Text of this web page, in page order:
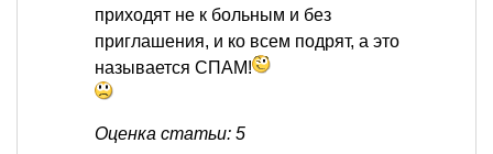
приходят не к больным и без
приглашения, и ко всем подрят, а это
называется СПАМ!
Оценка статьи: 5